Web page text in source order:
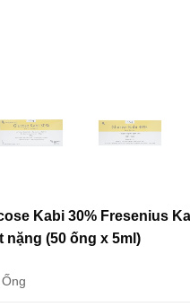
Kabi 30% Fresenius
nặng (50 ống x 5ml)